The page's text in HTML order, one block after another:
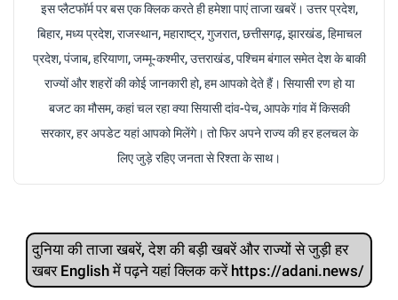
इस प्लैटफॉर्म पर बस एक क्लिक करते ही हमेशा पाएं ताजा खबरें। उत्तर प्रदेश,
बिहार, मध्य प्रदेश, राजस्थान, महाराष्ट्र, गुजरात, छत्तीसगढ़, झारखंड, हिमाचल
प्रदेश, पंजाब, हरियाणा, जम्मू-कश्मीर, उत्तराखंड, पश्चिम बंगाल समेत देश के बाकी
राज्यों और शहरों की कोई जानकारी हो, हम आपको देते हैं। सियासी रण हो या
बजट का मौसम, कहां चल रहा क्या सियासी दांव-पेच, आपके गांव में किसकी
सरकार, हर अपडेट यहां आपको मिलेंगे। तो फिर अपने राज्य की हर हलचल के
लिए जुड़े रहिए जनता से रिश्ता के साथ।
दुनिया की ताजा खबरें, देश की बड़ी खबरें और राज्‍यों से जुड़ी हर
खबर English में पढ़ने यहां क्लिक करें https://adani.news/